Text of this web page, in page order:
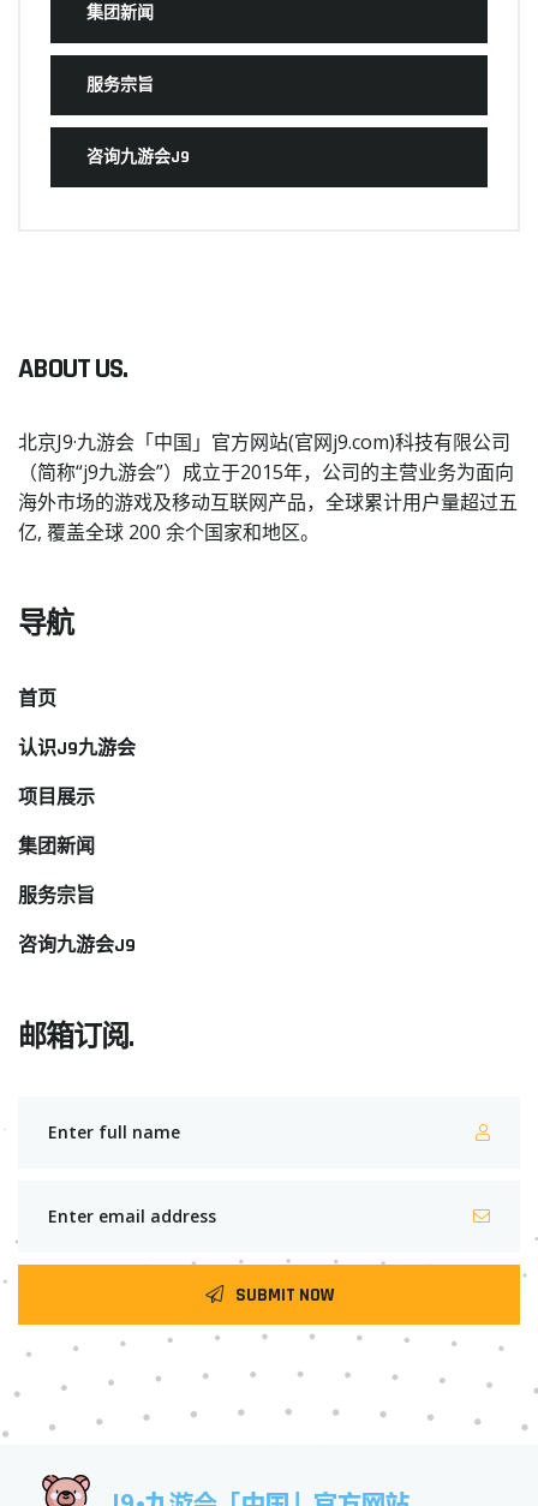
集团新闻
服务宗旨
咨询九游会J9
ABOUT US.
北京J9·九游会「中国」官方网站(官网j9.com)科技有限公司
（简称“j9九游会”）成立于2015年，公司的主营业务为面向
海外市场的游戏及移动互联网产品，全球累计用户量超过五
亿, 覆盖全球 200 余个国家和地区。
导航
首页
认识J9九游会
项目展示
集团新闻
服务宗旨
咨询九游会J9
邮箱订阅.
SUBMIT NOW